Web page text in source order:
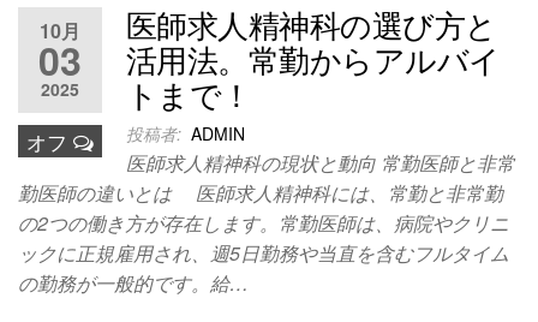
10月
03
2025
オフ
医師求人精神科の選び方と
活用法。常勤からアルバイ
トまで！
投稿者: ADMIN
医師求人精神科の現状と動向 常勤医師と非常
勤医師の違いとは 医師求人精神科には、常勤と非常勤
の2つの働き方が存在します。常勤医師は、病院やクリニ
ックに正規雇用され、週5日勤務や当直を含むフルタイム
の勤務が一般的です。給…